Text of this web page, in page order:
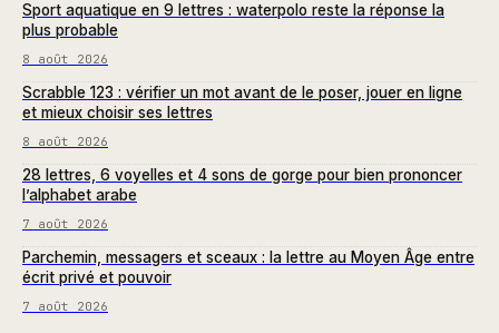
Sport aquatique en 9 lettres : waterpolo reste la réponse la
plus probable
8 août 2026
Scrabble 123 : vérifier un mot avant de le poser, jouer en ligne
et mieux choisir ses lettres
8 août 2026
28 lettres, 6 voyelles et 4 sons de gorge pour bien prononcer
l’alphabet arabe
7 août 2026
Parchemin, messagers et sceaux : la lettre au Moyen Âge entre
écrit privé et pouvoir
7 août 2026